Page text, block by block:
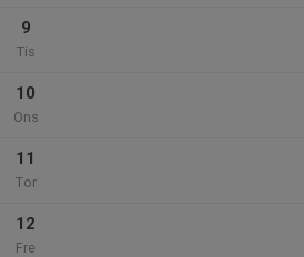
9
Tis
10
Ons
11
Tor
12
Fre